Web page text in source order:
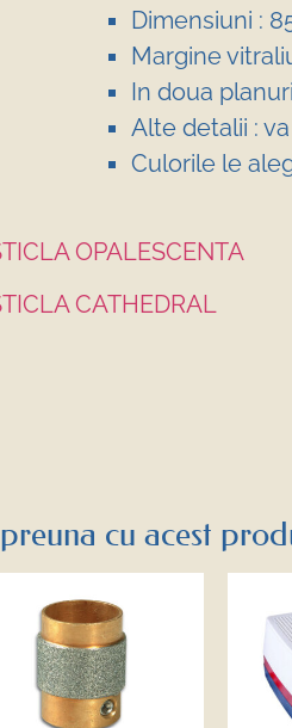
Dimensiuni :
Margine
In doua
Alte detalii :
Culorile le
OPALESCENTA
CATHEDRAL
cu acest